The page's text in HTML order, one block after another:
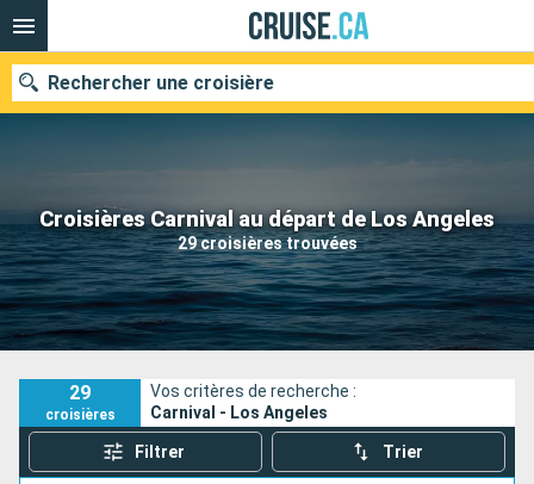
Croisières Carnival au départ de Los Angeles
29 croisières trouvées
Rechercher une croisière
Nos destinations
Mois de départ
Ports Compagnies
Rechercher
29
croisières
Vos critères de recherche :
Carnival - Los Angeles
Filtrer Trier